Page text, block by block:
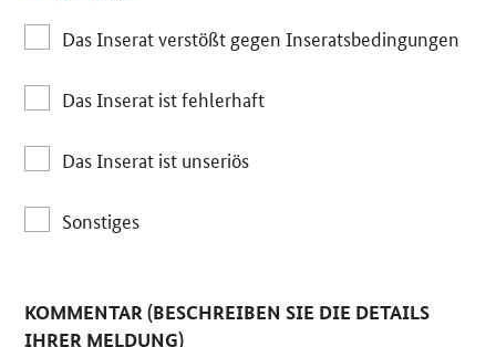
Das Inserat verstößt gegen Inseratsbedingungen
Das Inserat ist fehlerhaft
Das Inserat ist unseriös
Sonstiges
KOMMENTAR (BESCHREIBEN SIE DIE DETAILS
IHRER MELDUNG)